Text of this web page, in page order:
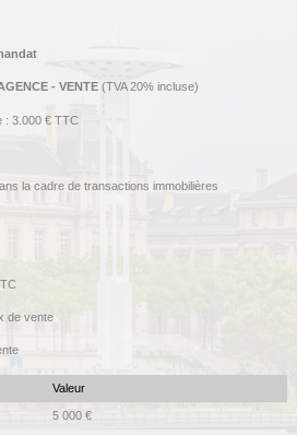
- VENTE(TVA 20% incluse)
: 3.000 € TTC
la cadre de transactions immobilières
de vente
Valeur
5 000 €